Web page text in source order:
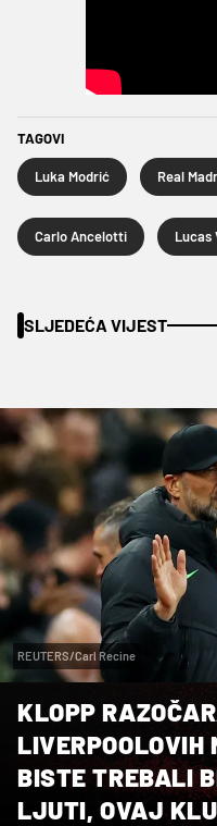
TAGOVI
Luka Modrić Real
Carlo Ancelotti Lucas
SLJEDEĆA VIJEST
REUTERS/Carl Recine
KLOPP
BISTE TREBALI
LJUTI, OVAJ